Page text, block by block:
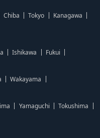
Chiba Tokyo
Kanagawa
Ishikawa
Fukui
Wakayama
Yamaguchi
Tokushima